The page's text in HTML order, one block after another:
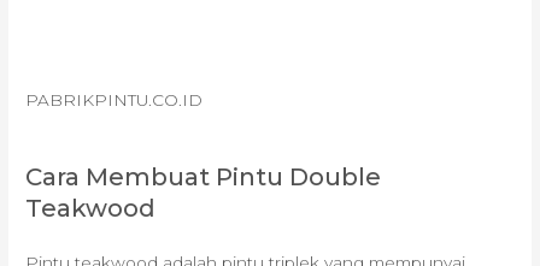
PABRIKPINTU.CO.ID
Cara Membuat Pintu Double
Teakwood
Pintu teakwood adalah pintu triplek yang mempunyai